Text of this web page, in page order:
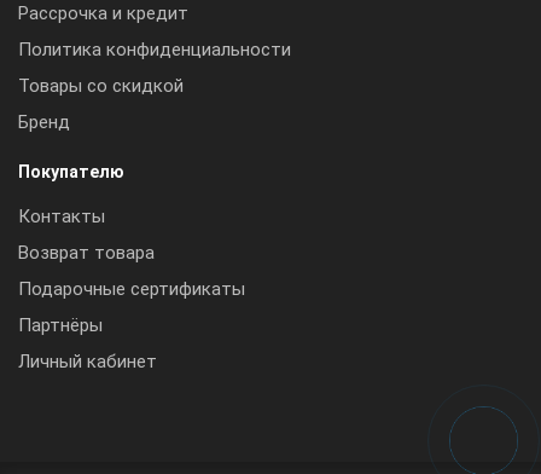
Рассрочка и кредит
Политика конфиденциальности
Товары со скидкой
Бренд
Покупателю
Контакты
Возврат товара
Подарочные сертификаты
Партнёры
Личный кабинет